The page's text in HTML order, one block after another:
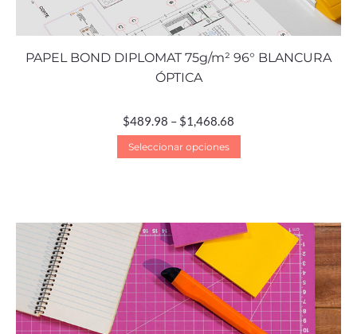
PAPEL BOND DIPLOMAT 75g/m² 96° BLANCURA
ÓPTICA
$489.98 – $1,468.68
Seleccionar opciones